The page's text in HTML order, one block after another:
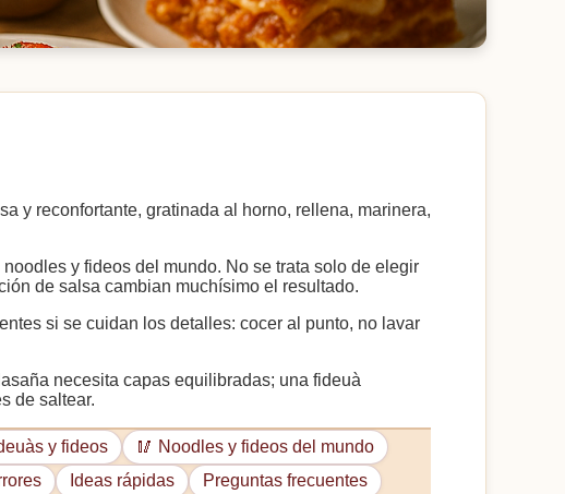
y reconfortante, gratinada al horno, rellena, marinera,
y fideos del mundo. No se trata solo de elegir
de salsa cambian muchísimo el resultado.
si se cuidan los detalles: cocer al punto, no lavar
necesita capas equilibradas; una fideuà
de saltear.
y fideos
🥢 Noodles y fideos del mundo
Ideas rápidas Preguntas frecuentes